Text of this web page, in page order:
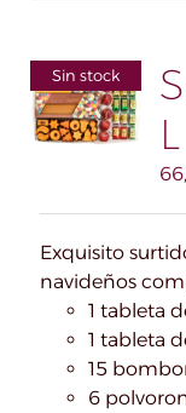
Sin stock
L
Exquisito
navideños
1 tableta
1 tableta
15
6